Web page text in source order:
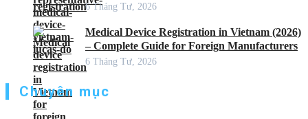
6 Tháng Tư, 2026
Medical Device Registration in Vietnam (2026)
– Complete Guide for Foreign Manufacturers
6 Tháng Tư, 2026
Chuyên mục